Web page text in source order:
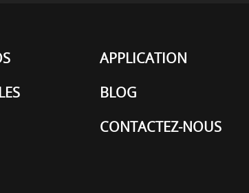
APPLICATION
BLOG
CONTACTEZ-NOUS